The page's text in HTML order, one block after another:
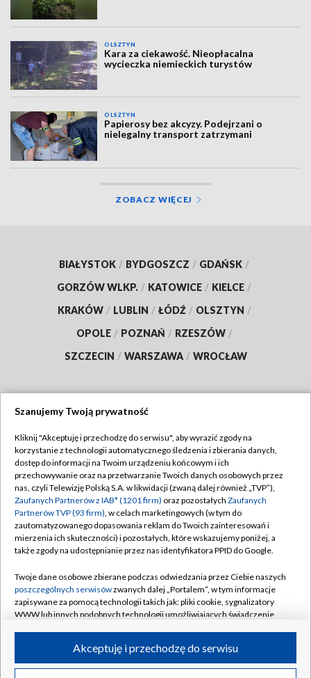
OLSZTYN
Kara za ciekawość. Nieopłacalna
wycieczka niemieckich turystów
OLSZTYN
Papierosy bez akcyzy. Podejrzani o
nielegalny transport zatrzymani
ZOBACZ WIĘCEJ
BIAŁYSTOK / BYDGOSZCZ / GDAŃSK /
GORZÓW WLKP. / KATOWICE / KIELCE /
KRAKÓW / LUBLIN / ŁÓDŹ / OLSZTYN /
OPOLE / POZNAŃ / RZESZÓW /
SZCZECIN / WARSZAWA / WROCŁAW
TVP
Abonament TVP
Emisja w TVP
Centrum informacji TVP
Naziemna Telewizja Cyfrowa
Rada Programowa
System NOS
Informacje o nadawcy
Program dla prasy
Regulamin TVP
Polityka prywatności
Moje zgody
Pomoc
Kontakt
Kanały
©2026 Telewizja Polska S.A. w likwidacji
Szanujemy Twoją prywatność
Kliknij "Akceptuję i przechodzę do serwisu", aby wyrazić zgody na
korzystanie z technologii automatycznego śledzenia i zbierania danych,
dostęp do informacji na Twoim urządzeniu końcowym i ich
przechowywanie oraz na przetwarzanie Twoich danych osobowych przez
nas, czyli Telewizję Polską S.A. w likwidacji (zwaną dalej również „TVP”),
Zaufanych Partnerów z IAB* (1201 firm) oraz pozostałych Zaufanych
Partnerów TVP (93 firm), w celach marketingowych (w tym do
zautomatyzowanego dopasowania reklam do Twoich zainteresowań i
mierzenia ich skuteczności) i pozostałych, które wskazujemy poniżej, a
także zgody na udostępnianie przez nas identyfikatora PPID do Google.
Twoje dane osobowe zbierane podczas odwiedzania przez Ciebie naszych
poszczególnych serwisówzwanych dalej „Portalem”, w tym informacje
zapisywane za pomocą technologii takich jak: pliki cookie, sygnalizatory
WWW lub innych podobnych technologii umożliwiających świadczenie
ruchu w Internecie.Akceptuję i przechodzę do serwisu